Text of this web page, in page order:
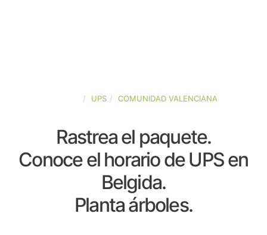
UPS COMUNIDAD VALENCIANA
Rastrea el paquete.
Conoce el horario de UPS en
Belgida.
Planta árboles.